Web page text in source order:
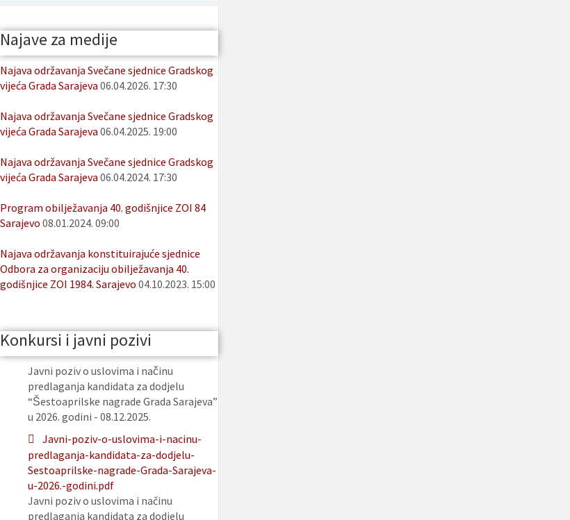
Najave za medije
Najava održavanja Svečane sjednice Gradskog
vijeća Grada Sarajeva 06.04.2026. 17:30
Najava održavanja Svečane sjednice Gradskog
vijeća Grada Sarajeva 06.04.2025. 19:00
Najava održavanja Svečane sjednice Gradskog
vijeća Grada Sarajeva 06.04.2024. 17:30
Program obilježavanja 40. godišnjice ZOI 84
Sarajevo 08.01.2024. 09:00
Najava održavanja konstituirajuće sjednice
Odbora za organizaciju obilježavanja 40.
godišnjice ZOI 1984. Sarajevo 04.10.2023. 15:00
Konkursi i javni pozivi
Javni poziv o uslovima i načinu
predlaganja kandidata za dodjelu
“Šestoaprilske nagrade Grada Sarajeva”
u 2026. godini - 08.12.2025.
Javni-poziv-o-uslovima-i-nacinu-
predlaganja-kandidata-za-dodjelu-
Sestoaprilske-nagrade-Grada-Sarajeva-
u-2026.-godini.pdf
Javni poziv o uslovima i načinu
predlaganja kandidata za dodjelu